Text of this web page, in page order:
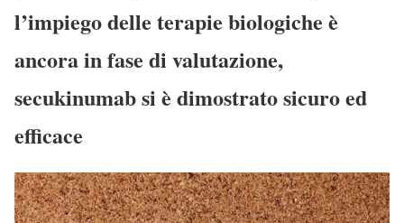
l’impiego delle terapie biologiche è
ancora in fase di valutazione,
secukinumab si è dimostrato sicuro ed
efficace